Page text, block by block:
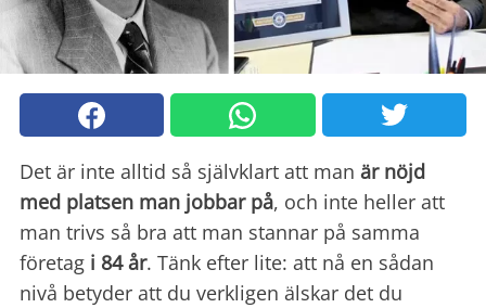
Det är inte alltid så självklart att man är nöjd
med platsen man jobbar på, och inte heller att
man trivs så bra att man stannar på samma
företag i 84 år. Tänk efter lite: att nå en sådan
nivå betyder att du verkligen älskar det du